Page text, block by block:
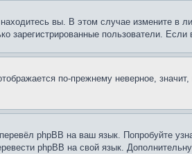
вы. В этом случае измените в
зарегистрированные пользователи.
по-прежнему неверное,
phpBB на ваш язык. Попробуйте
phpBB на свой язык.